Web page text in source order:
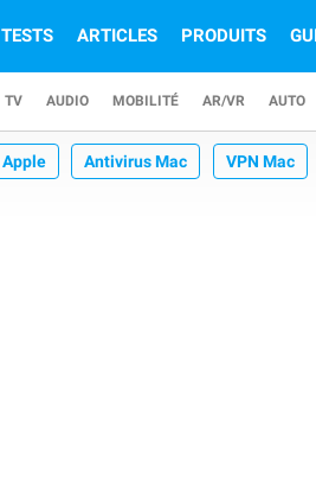
TESTS ARTICLES PRODUITS
TV AUDIO MOBILITÉ AR/VR AUTO
Antivirus Mac VPN Mac